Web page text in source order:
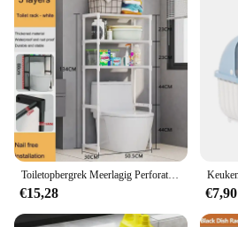
Toiletopbergrek Meerlagig Perforatievrij Wasmachine Plank Keukenrek Staand Sparen Badkameraccessoires
€15,28 €7,90